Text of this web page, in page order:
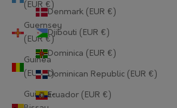
(EUR €)
Guernsey
(EUR €)
Guinea
(EUR €)
Guinea-
Denmark (EUR €)
Djibouti (EUR €)
Dominica (EUR €)
Dominican Republic (EUR €)
Ecuador (EUR €)